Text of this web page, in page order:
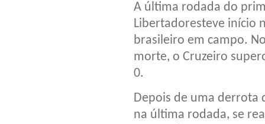
A última rodada do
Libertadoresteve início
brasileiro em campo.
morte, o Cruzeiro
0.
Depois de uma derrota
na última rodada, se